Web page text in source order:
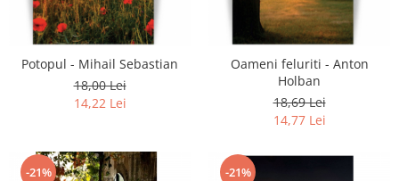
Potopul - Mihail Sebastian
18,00 Lei
14,22 Lei
Oameni feluriti - Anton
Holban
18,69 Lei
14,77 Lei
-21% -21%